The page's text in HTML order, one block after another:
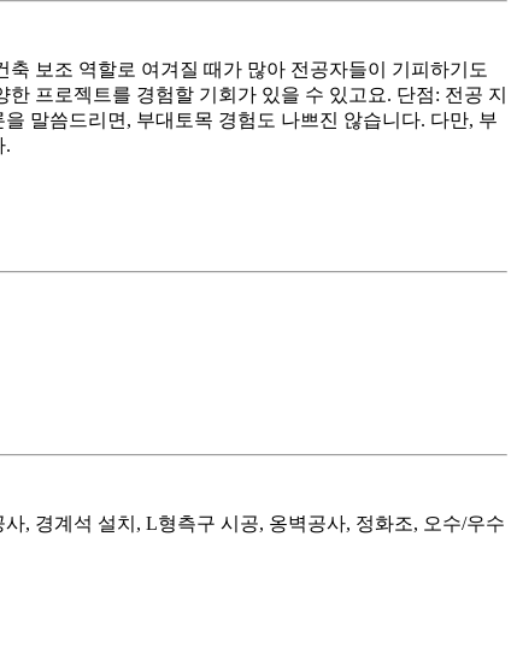
보조 역할로 여겨질 때가 많아 전공자들이 기피하기도
프로젝트를 경험할 기회가 있을 수 있고요. 단점: 전공 지
말씀드리면, 부대토목 경험도 나쁘진 않습니다. 다만, 부
.
, 경계석 설치, L형측구 시공, 옹벽공사, 정화조, 오수/우수